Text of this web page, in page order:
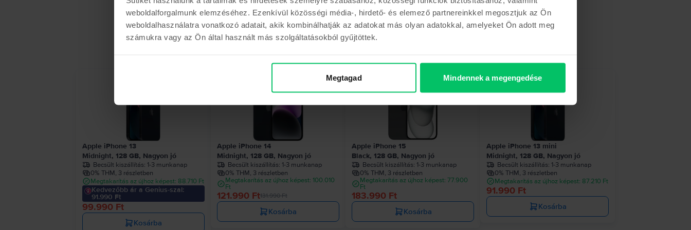
weboldalforgalmunk elemzéséhez. Ezenkívül közösségi média-, hirdető- és elemező partnereinkkel megosztjuk az Ön
weboldalhasználatra vonatkozó adatait, akik kombinálhatják az adatokat más olyan adatokkal, amelyeket Ön adott meg
számukra vagy az Ön által használt más szolgáltatásokból gyűjtöttek.
Megtagad Mindennek a megengedése
Hasonló termékek
Apple iPhone 13
Midnight, 128 GB, Nagyon jó
Becsült kiszállítás: 1-3 munkanap
0% THM, 3 részletben
Megtakarítás az újhoz képest: 88.710 Ft
Kedvezőbb ár a Genius-szal:
91.990 Ft
99.990 Ft
Kosárba
Apple iPhone 14
Midnight, 128 GB, Nagyon jó
Becsült kiszállítás: 1-3 munkanap
0% THM, 3 részletben
Megtakarítás az újhoz képest: 100.010
Ft
121.990 Ft131.990 Ft
Kosárba
Apple iPhone 15
Black, 128 GB, Nagyon jó
Becsült kiszállítás: 1-3 munkanap
0% THM, 3 részletben
Megtakarítás az újhoz képest: 77.900
Ft
183.990 Ft
Kosárba
Apple iPhone 13 mini
Midnight, 128 GB, Nagyon jó
Becsült kiszállítás: 1-3 munkanap
0% THM, 3 részletben
Megtakarítás az újhoz képest: 87.210 Ft
91.990 Ft
Kosárba